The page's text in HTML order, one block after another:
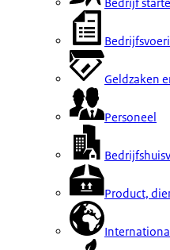
Bedrijf
Geldzaken
Personeel
Product,